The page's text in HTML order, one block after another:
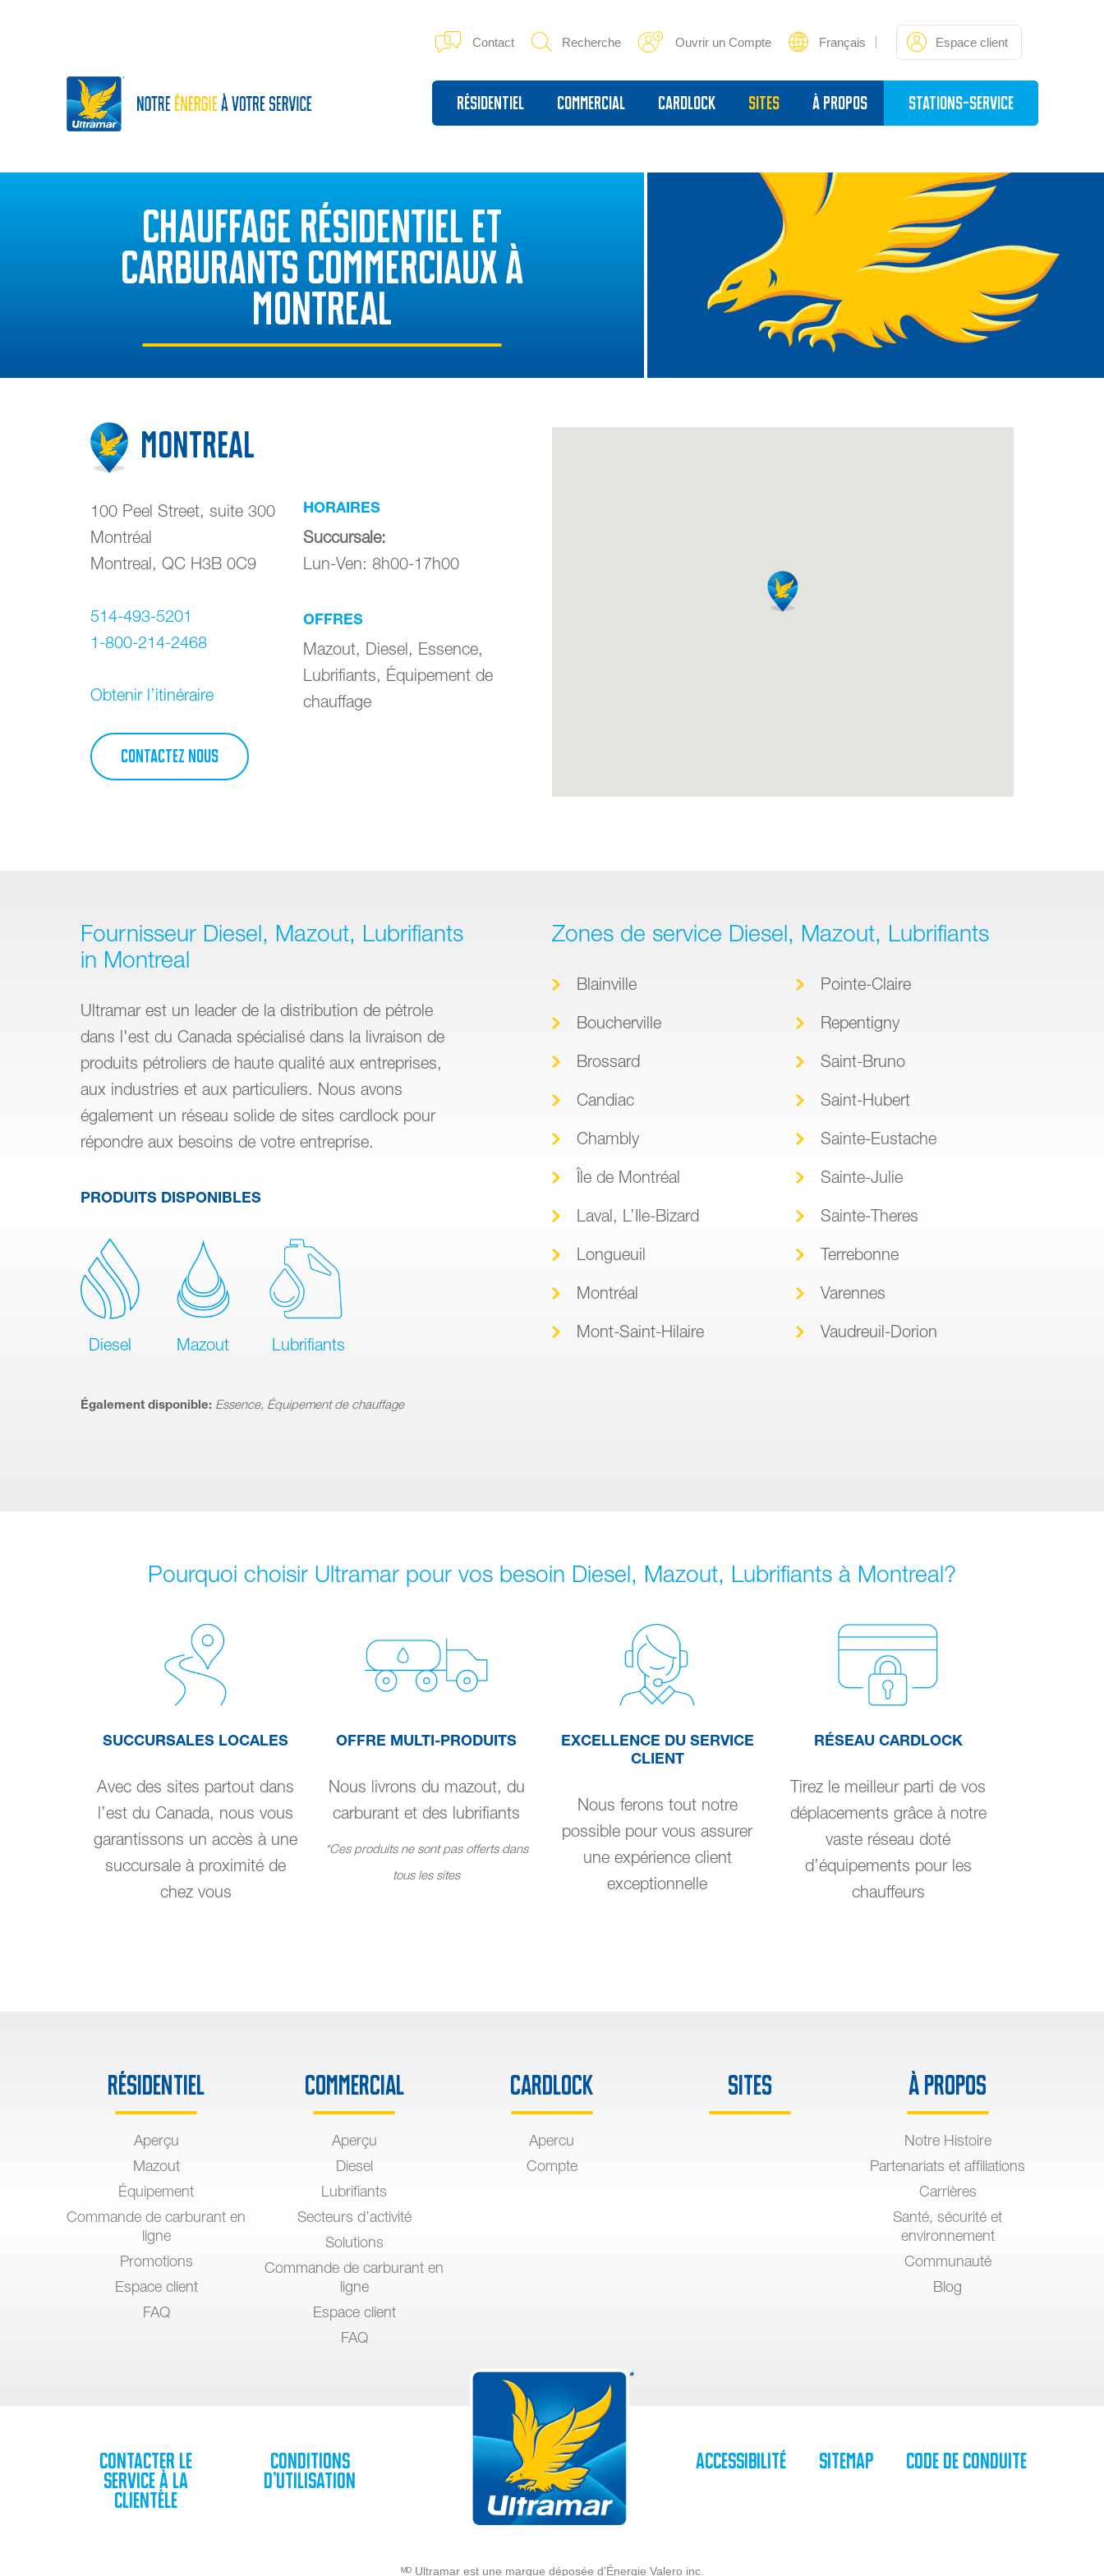
Contact Recherche Ouvrir un Compte Français Espace client
Résidentiel Commercial Cardlock sites À propos Stations-service
CHAUFFAGE RÉSIDENTIEL ET
CARBURANTS COMMERCIAUX À
MONTREAL
Montreal
100 Peel Street, suite 300
Montréal
Montreal QC H3B 0C9
514-493-5201
1-800-214-2468
Obtenir l’itinéraire
CONTACTEZ NOUS
HORAIRES
Succursale:
Lun-Ven: 8h00-17h00
OFFRES
Mazout, Diesel, Essence,
Lubrifiants, Équipement de
chauffage
Fournisseur Diesel, Mazout, Lubrifiants
in Montreal
Ultramar est un leader de la distribution de pétrole
dans l'est du Canada spécialisé dans la livraison de
produits pétroliers de haute qualité aux entreprises,
aux industries et aux particuliers. Nous avons
également un réseau solide de sites cardlock pour
répondre aux besoins de votre entreprise.
PRODUITS DISPONIBLES
Diesel Mazout Lubrifiants
Également disponible: Essence, Équipement de chauffage
Zones de service Diesel, Mazout, Lubrifiants
Blainville
Boucherville
Brossard
Candiac
Chambly
Île de Montréal
Laval, L’Ile-Bizard
Longueuil
Montréal
Mont-Saint-Hilaire
Pointe-Claire
Repentigny
Saint-Bruno
Saint-Hubert
Sainte-Eustache
Sainte-Julie
Sainte-Theres
Terrebonne
Varennes
Vaudreuil-Dorion
Pourquoi choisir Ultramar pour vos besoin Diesel, Mazout, Lubrifiants à Montreal?
SUCCURSALES LOCALES
Avec des sites partout dans
l’est du Canada, nous vous
garantissons un accès à une
succursale à proximité de
chez vous
OFFRE MULTI-PRODUITS
Nous livrons du mazout, du
carburant et des lubrifiants
*Ces produits ne sont pas offerts dans
tous les sites
EXCELLENCE DU SERVICE
CLIENT
Nous ferons tout notre
possible pour vous assurer
une expérience client
exceptionnelle
RÉSEAU CARDLOCK
Tirez le meilleur parti de vos
déplacements grâce à notre
vaste réseau doté
d’équipements pour les
chauffeurs
Résidentiel
Aperçu
Mazout
Équipement
Commande de carburant en
ligne
Promotions
Espace client
FAQ
Commercial
Aperçu
Diesel
Lubrifiants
Secteurs d’activité
Solutions
Commande de carburant en
ligne
Espace client
FAQ
Cardlock
Apercu
Compte
sites À propos
Notre Histoire
Partenariats et affiliations
Carrières
Santé, sécurité et
environnement
Communauté
Blog
Contacter le
service à la
clientèle
Conditions
d’utilisation
Accessibilité SiteMap Code de Conduite
ᴹᴰ Ultramar est une marque déposée d’Énergie Valero inc.